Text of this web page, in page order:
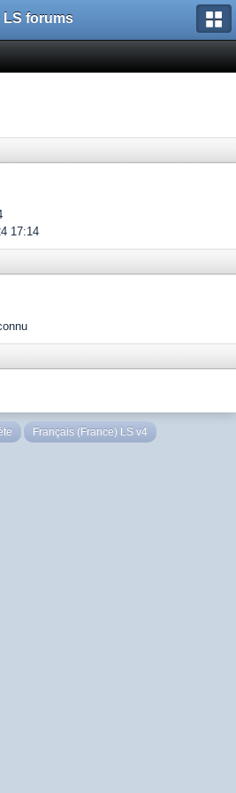
LS forums
17:14
Français (France) LS v4